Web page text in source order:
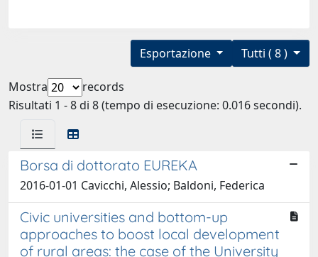
Tutti ( 8 )
Esportazione
Mostra
records
Risultati 1 - 8 di 8 (tempo di esecuzione: 0.016 secondi).
Borsa di dottorato EUREKA
2016-01-01 Cavicchi, Alessio; Baldoni, Federica
Civic universities and bottom-up
approaches to boost local development
of rural areas: the case of the University